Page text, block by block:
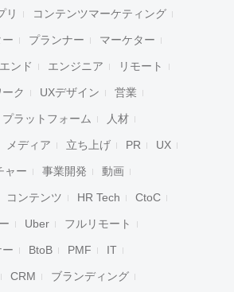
リ コンテンツマーケティング
プランナー マーケター
ンド エンジニア リモート
ク UXデザイン 営業
プラットフォーム 人材
メディア 立ち上げ PR UX
ャー 事業開発 動画
コンテンツ HR Tech CtoC
Uber フルリモート
BtoB PMF IT
CRM ブランディング